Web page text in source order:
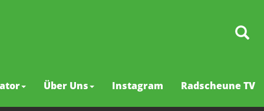
Über Uns Instagram Radscheune TV